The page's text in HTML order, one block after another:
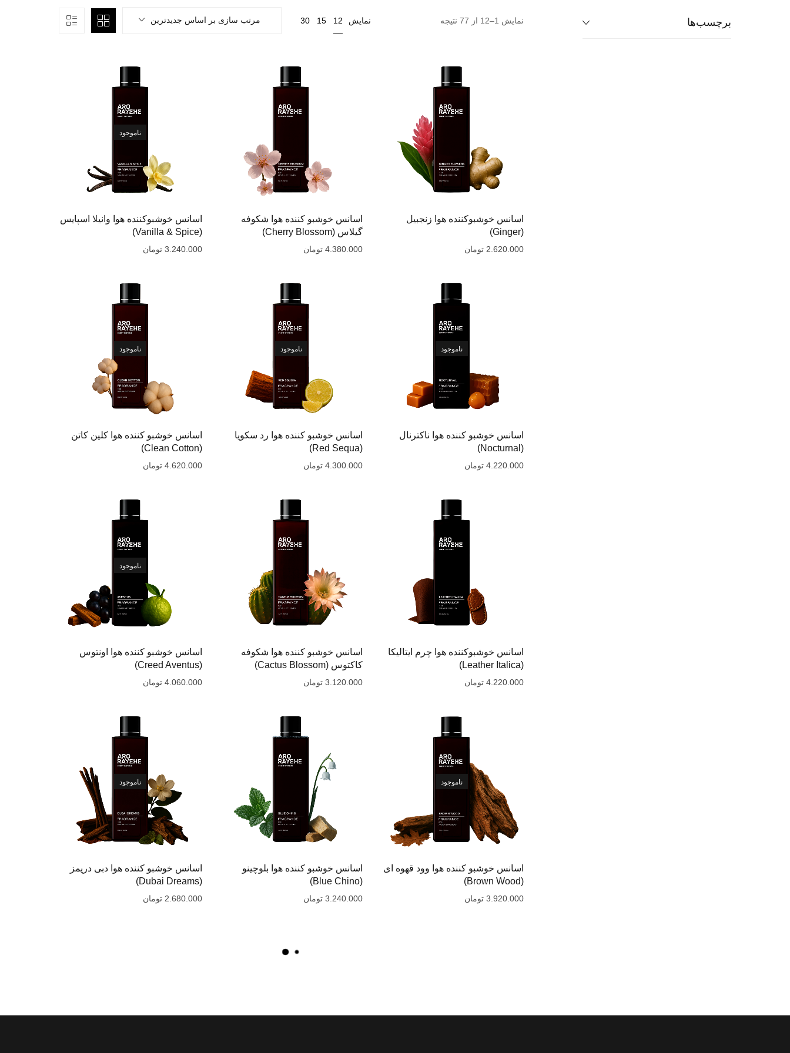
نمایش 1–12 از 77 نتیجه نمایش 12
15
30 مرتب سازی بر اساس جدیدترین
اسانس خوشبوکننده هوا زنجبیل
(Ginger)
2.620.000 تومان
اسانس خوشبو کننده هوا شکوفه
گیلاس (Cherry Blossom)
4.380.000 تومان
ناموجود
اسانس خوشبوکننده هوا وانیلا اسپایس
(Vanilla & Spice)
3.240.000 تومان
ناموجود
اسانس خوشبو کننده هوا ناکترنال
(Nocturnal)
4.220.000 تومان
ناموجود
اسانس خوشبو کننده هوا رد سکویا
(Red Sequa)
4.300.000 تومان
ناموجود
اسانس خوشبو کننده هوا کلین کاتن
(Clean Cotton)
4.620.000 تومان
اسانس خوشبوکننده هوا چرم ایتالیکا
(Leather Italica)
4.220.000 تومان
اسانس خوشبو کننده هوا شکوفه
کاکتوس (Cactus Blossom)
3.120.000 تومان
ناموجود
اسانس خوشبو کننده هوا اونتوس
(Creed Aventus‌)
4.060.000 تومان
ناموجود
اسانس خوشبو کننده هوا وود قهوه ای
(Brown Wood)
3.920.000 تومان
اسانس خوشبو کننده هوا بلوچینو
(Blue Chino)
3.240.000 تومان
ناموجود
اسانس خوشبو کننده هوا دبی دریمز
(Dubai Dreams)
2.680.000 تومان
با
برچسب‌ها